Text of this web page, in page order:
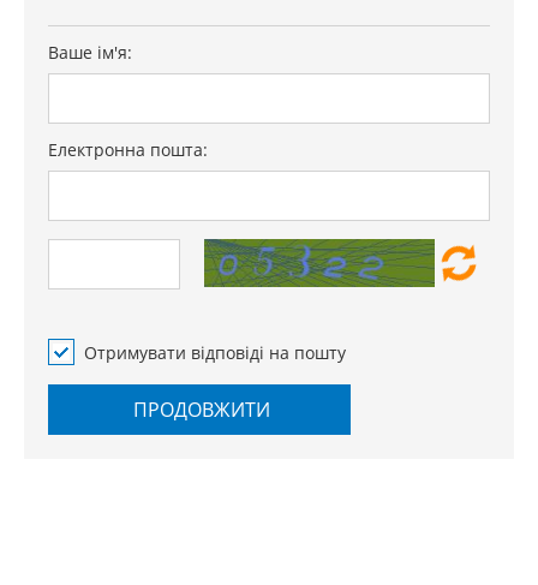
Ваше ім'я:
Електронна пошта:
Отримувати відповіді на пошту
ПРОДОВЖИТИ